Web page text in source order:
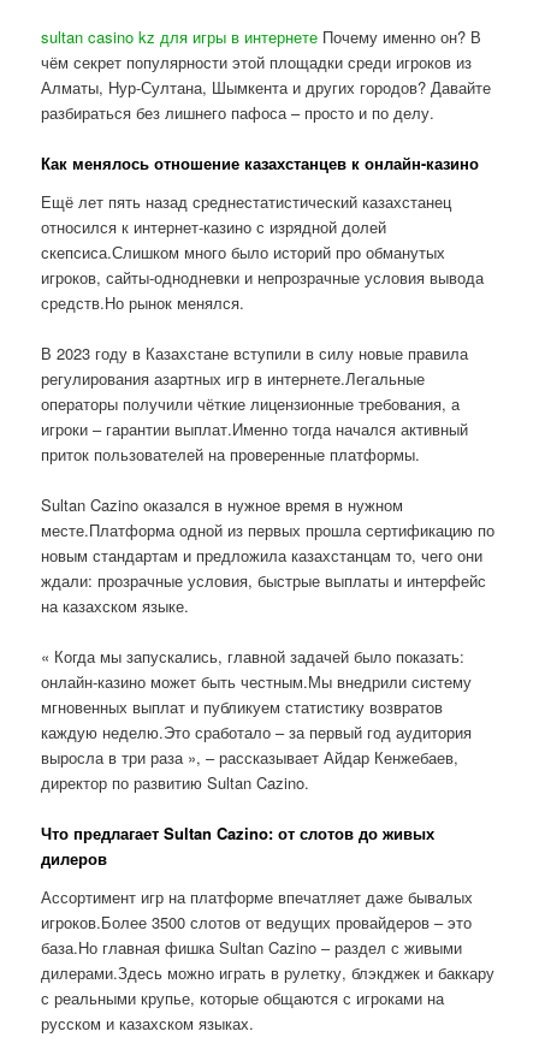
sultan casino kz для игры в интернете Почему именно он? В
чём секрет популярности этой площадки среди игроков из
Алматы, Нур-Султана, Шымкента и других городов? Давайте
разбираться без лишнего пафоса – просто и по делу.
Как менялось отношение казахстанцев к онлайн-казино
Ещё лет пять назад среднестатистический казахстанец
относился к интернет-казино с изрядной долей
скепсиса.Слишком много было историй про обманутых
игроков, сайты-однодневки и непрозрачные условия вывода
средств.Но рынок менялся.
В 2023 году в Казахстане вступили в силу новые правила
регулирования азартных игр в интернете.Легальные
операторы получили чёткие лицензионные требования, а
игроки – гарантии выплат.Именно тогда начался активный
приток пользователей на проверенные платформы.
Sultan Cazino оказался в нужное время в нужном
месте.Платформа одной из первых прошла сертификацию по
новым стандартам и предложила казахстанцам то, чего они
ждали: прозрачные условия, быстрые выплаты и интерфейс
на казахском языке.
« Когда мы запускались, главной задачей было показать:
онлайн-казино может быть честным.Мы внедрили систему
мгновенных выплат и публикуем статистику возвратов
каждую неделю.Это сработало – за первый год аудитория
выросла в три раза », – рассказывает Айдар Кенжебаев,
директор по развитию Sultan Cazino.
Что предлагает Sultan Cazino: от слотов до живых
дилеров
Ассортимент игр на платформе впечатляет даже бывалых
игроков.Более 3500 слотов от ведущих провайдеров – это
база.Но главная фишка Sultan Cazino – раздел с живыми
дилерами.Здесь можно играть в рулетку, блэкджек и баккару
с реальными крупье, которые общаются с игроками на
русском и казахском языках.